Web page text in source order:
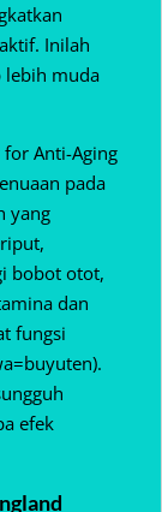
Inilah
lebih muda
Anti-Aging
pada
yang
bobot otot,
dan
fungsi
efek